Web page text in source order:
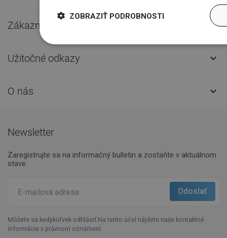
Zákaznícky servis 
Užitočné odkazy 
O nás 
Newsletter
Zaregistrujte sa na informačný bulletin a zostaňte v aktuálnom
stave.
Môžete sa kedykoľvek odhlásiť.Na tento účel nájdete naše kontaktné
informácie v právnom oznámení.
ZOBRAZIŤ PODROBNOSTI